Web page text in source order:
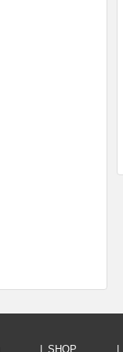
画 SHOP